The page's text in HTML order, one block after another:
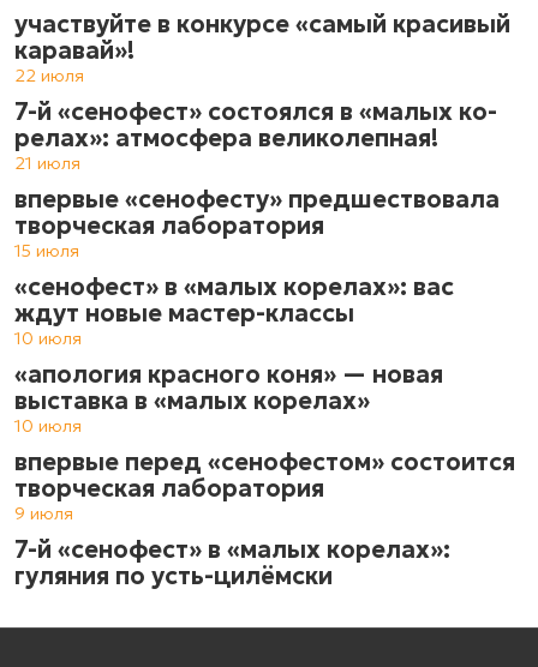
участвуйте в конкурсе «самый красивый
каравай»!
22 июля
7-й «сенофест» состоялся в «ма­лых ко­
ре­лах»: атмос­фе­ра ве­ли­ко­леп­ная!
21 июля
впервые «сенофесту» предшествовала
творческая лаборатория
15 июля
«сенофест» в «малых корелах»: вас
ждут новые мастер-классы
10 июля
«апология красного коня» — новая
выставка в «малых корелах»
10 июля
впервые перед «сенофестом» состоится
творческая лаборатория
9 июля
7-й «сенофест» в «малых корелах»:
гуляния по усть-цилёмски